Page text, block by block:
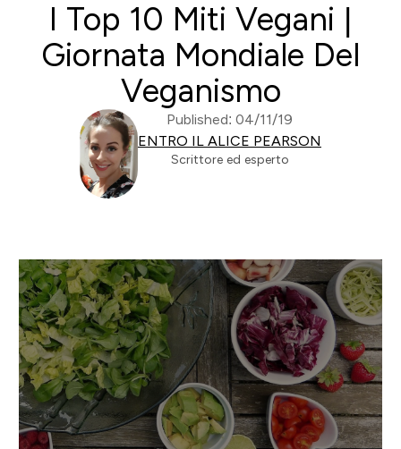
I Top 10 Miti Vegani |
Giornata Mondiale Del
Veganismo
Published: 04/11/19
ENTRO IL ALICE PEARSON
Scrittore ed esperto